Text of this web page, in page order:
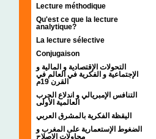
Lecture méthodique
Qu'est ce que la lecture
analytique?
La lecture sélective
Conjugaison
التحولات الإقتصادية و المالية و
الإجتماعية و الفكرية في العالم في
القرن 19م
التنافس الإمبريالي و اندلاع الحرب
العالمية الأولى
اليقظة الفكرية بالمشرق العربي
الضغوط الإستعمارية على المغرب و
محاولات الإصلاح